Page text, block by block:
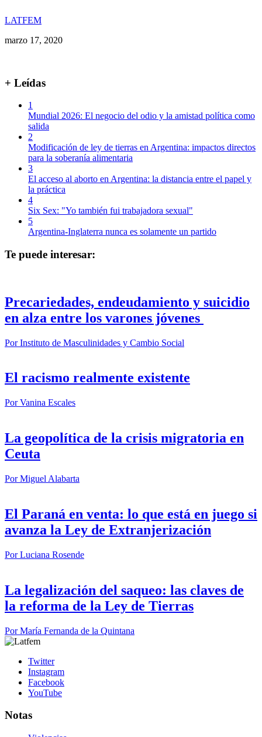
LATFEM
marzo 17, 2020
+ Leídas
1
Mundial 2026: El negocio del odio y la amistad política como
salida
2
Modificación de ley de tierras en Argentina: impactos directos
para la soberanía alimentaria
3
El acceso al aborto en Argentina: la distancia entre el papel y
la práctica
4
Six Sex: "Yo también fui trabajadora sexual"
5
Argentina-Inglaterra nunca es solamente un partido
Te puede interesar:
Precariedades, endeudamiento y suicidio
en alza entre los varones jóvenes
PorInstituto de Masculinidades y Cambio Social
El racismo realmente existente
PorVanina Escales
La geopolítica de la crisis migratoria en
Ceuta
PorMiguel Alabarta
El Paraná en venta: lo que está en juego si
avanza la Ley de Extranjerización
PorLuciana Rosende
La legalización del saqueo: las claves de
la reforma de la Ley de Tierras
PorMaría Fernanda de la Quintana
Twitter
Instagram
Facebook
YouTube
Notas